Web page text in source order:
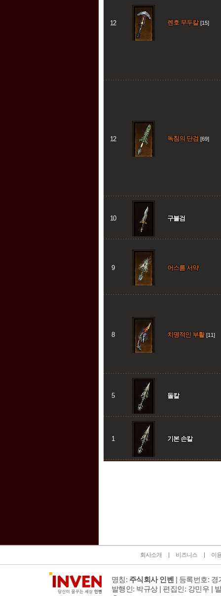
12 렌호 무두칼 [15]
12 독침의 단검 [69]
10 구불검
9 어스름 서약
8 치명적인 부활 [11]
5 돌칼
1 기본 손칼
회사소개 비즈니스 이
명칭: 주식회사 인벤 | 등록번호: 경
발행인: 박규상 | 편집인: 강민우 |